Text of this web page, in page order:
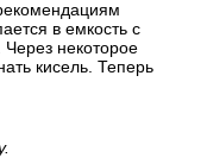
в емкость с
некоторое
кисель. Теперь